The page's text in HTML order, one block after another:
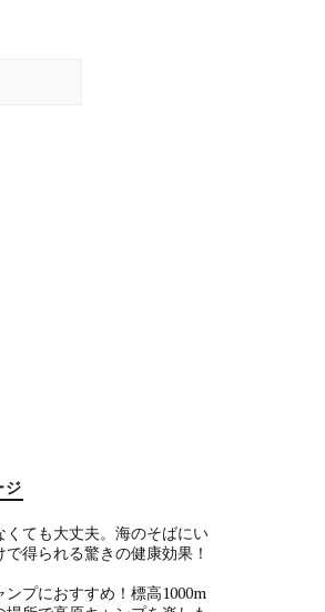
ジ
くても大丈夫。海のそばにい
で得られる驚きの健康効果！
ンプにおすすめ！標高1000m